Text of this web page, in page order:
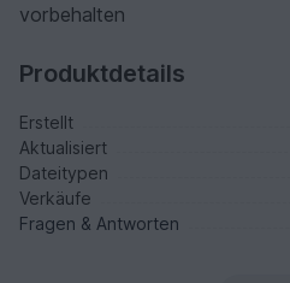
vorbehalten
Produktdetails
Erstellt
Aktualisiert
Dateitypen
Verkäufe
Fragen & Antworten